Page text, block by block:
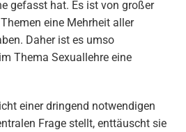
gefasst hat. Es ist von großer
eine Mehrheit aller
Daher ist es umso
Thema Sexuallehre eine
einer dringend notwendigen
Frage stellt, enttäuscht sie